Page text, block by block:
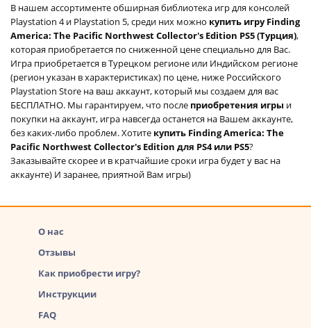
В нашем ассортименте обширная библиотека игр для консолей
Playstation 4 и Playstation 5, среди них можно купить игру Finding
America: The Pacific Northwest Collector's Edition PS5 (Турция),
которая приобретается по сниженной цене специально для Вас.
Игра приобретается в Турецком регионе или Индийском регионе
(регион указан в характеристиках) по цене, ниже Российского
Playstation Store на ваш аккаунт, который мы создаем для вас
БЕСПЛАТНО. Мы гарантируем, что после приобретения игры и
покупки на аккаунт, игра навсегда останется на Вашем аккаунте,
без каких-либо проблем. Хотите купить Finding America: The
Pacific Northwest Collector's Edition для PS4 или PS5?
Заказывайте скорее и в кратчайшие сроки игра будет у вас на
аккаунте) И заранее, приятной Вам игры)
О нас
Отзывы
Как приобрести игру?
Инструкции
FAQ